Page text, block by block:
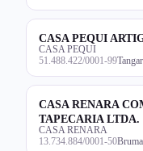
CASA PEQUI
CASA PEQUI
51.488.422/0001-99
CASA RENARA
TAPECARIA LTDA.
CASA RENARA
13.734.884/0001-50